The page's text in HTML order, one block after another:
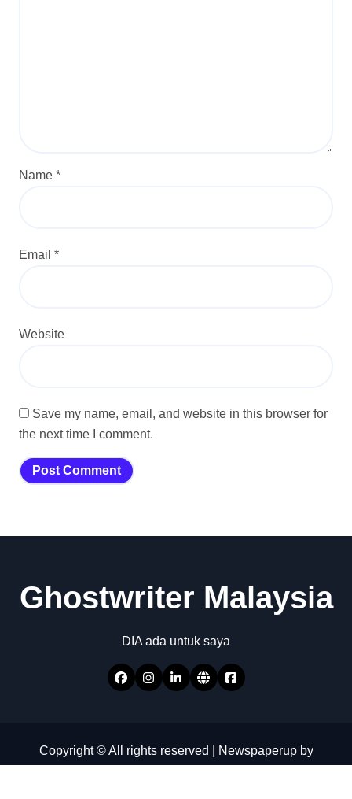
Name *
Email *
Website
Save my name, email, and website in this browser for
the next time I comment.
Ghostwriter Malaysia
DIA ada untuk saya
Copyright © All rights reserved Newspaperupby